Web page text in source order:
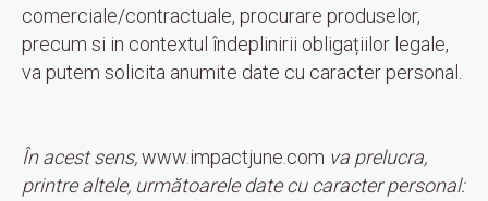
comerciale/contractuale, procurare produselor,
precum si in contextul îndeplinirii obligațiilor legale,
va putem solicita anumite date cu caracter personal.
În acest sens,www.impactjune.com va prelucra,
printre altele, următoarele date cu caracter personal: